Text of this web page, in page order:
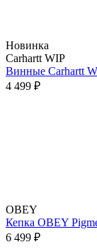
Новинка
Carhartt WIP
Винные Carhartt
4 499 ₽
OBEY
Кепка OBEY
6 499 ₽